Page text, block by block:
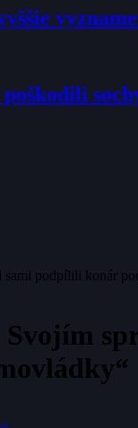
sami podpílili konár
Svojím